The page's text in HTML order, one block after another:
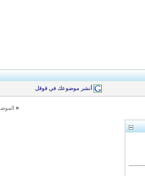
أنشر موضوعك في قوقل
«